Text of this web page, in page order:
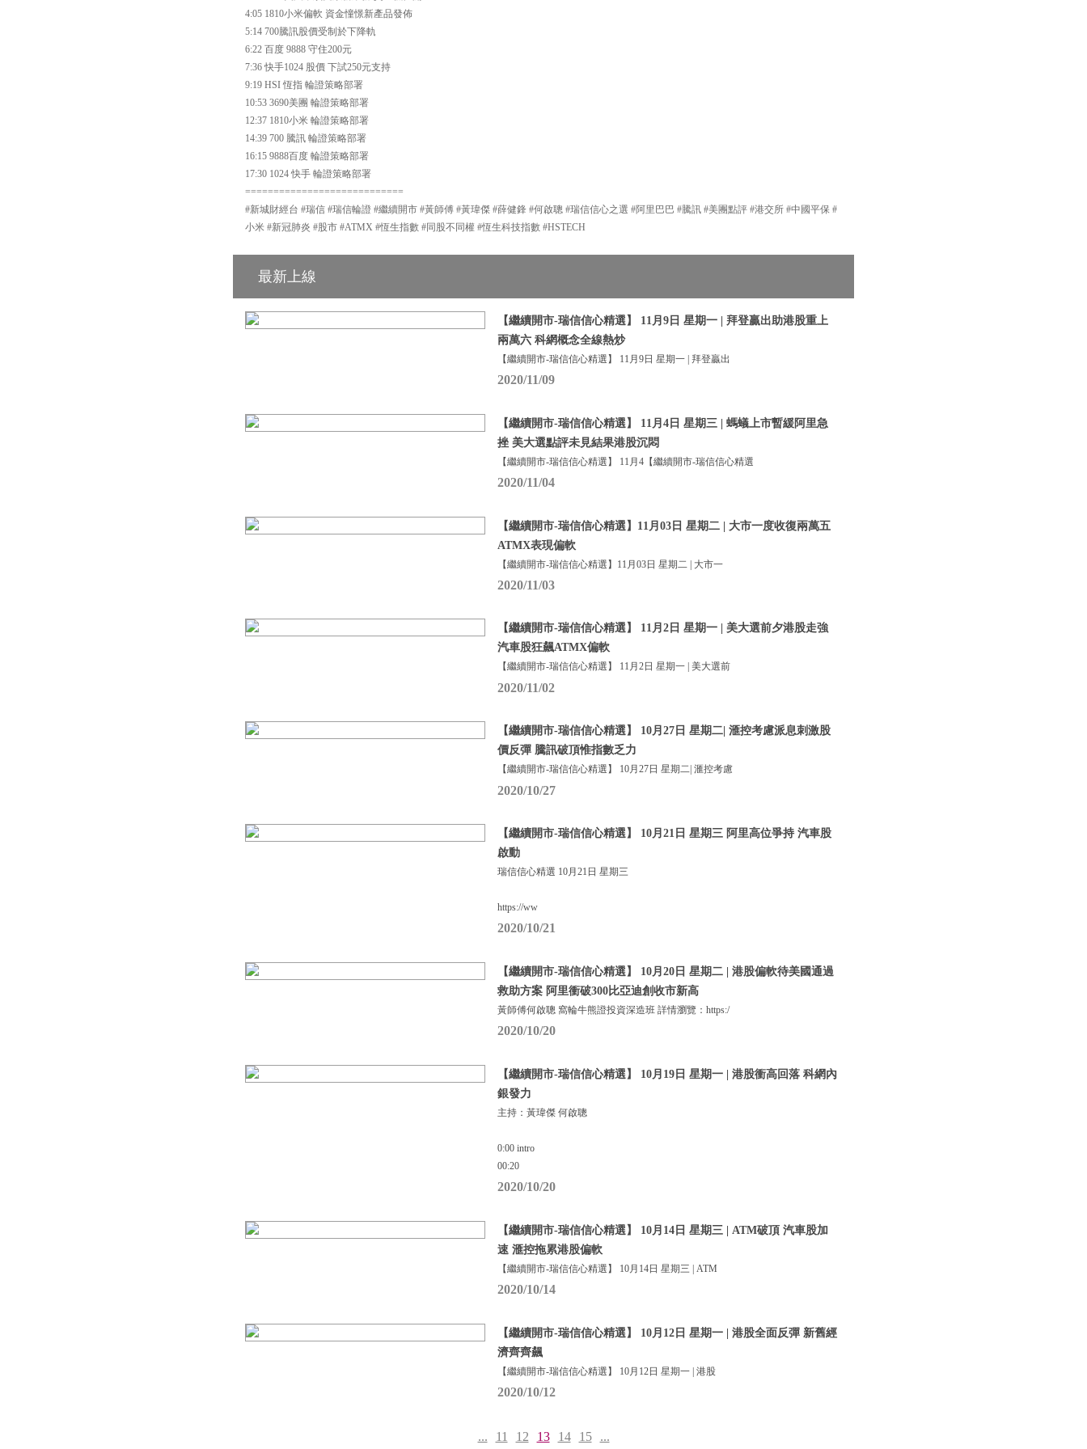
4:05 1810小米偏軟 資金憧憬新產品發佈
5:14 700騰訊股價受制於下降軌
6:22 百度 9888 守住200元
7:36 快手1024 股價 下試250元支持
9:19 HSI 恆指 輪證策略部署
10:53 3690美團 輪證策略部署
12:37 1810小米 輪證策略部署
14:39 700 騰訊 輪證策略部署
16:15 9888百度 輪證策略部署
17:30 1024 快手 輪證策略部署
============================
#新城財經台 #瑞信 #瑞信輪證 #繼續開市 #黃師傅 #黃瑋傑 #薛健鋒 #何啟聰 #瑞信信心之選 #阿里巴巴 #騰訊 #美團點評 #港交所 #中國平保 #
小米 #新冠肺炎 #股市 #ATMX #恆生指數 #同股不同權 #恆生科技指數 #HSTECH
最新上線
【繼續開市-瑞信信心精選】 11月9日 星期一 | 拜登贏出助港股重上
兩萬六 科網概念全線熱炒
【繼續開市-瑞信信心精選】 11月9日 星期一 | 拜登贏出
2020/11/09
【繼續開市-瑞信信心精選】 11月4日 星期三 | 螞蟻上市暫緩阿里急
挫 美大選點評未見結果港股沉悶
【繼續開市-瑞信信心精選】 11月4【繼續開市-瑞信信心精選
2020/11/04
【繼續開市-瑞信信心精選】11月03日 星期二 | 大市一度收復兩萬五
ATMX表現偏軟
【繼續開市-瑞信信心精選】11月03日 星期二 | 大市一
2020/11/03
【繼續開市-瑞信信心精選】 11月2日 星期一 | 美大選前夕港股走強
汽車股狂飆ATMX偏軟
【繼續開市-瑞信信心精選】 11月2日 星期一 | 美大選前
2020/11/02
【繼續開市-瑞信信心精選】 10月27日 星期二| 滙控考慮派息刺激股
價反彈 騰訊破頂惟指數乏力
【繼續開市-瑞信信心精選】 10月27日 星期二| 滙控考慮
2020/10/27
【繼續開市-瑞信信心精選】 10月21日 星期三 阿里高位爭持 汽車股
啟動
瑞信信心精選 10月21日 星期三
https://ww
2020/10/21
【繼續開市-瑞信信心精選】 10月20日 星期二 | 港股偏軟待美國通過
救助方案 阿里衝破300比亞迪創收市新高
黃師傅何啟聰 窩輪牛熊證投資深造班 詳情瀏覽：https:/
2020/10/20
【繼續開市-瑞信信心精選】 10月19日 星期一 | 港股衝高回落 科網內
銀發力
主持：黃瑋傑 何啟聰
0:00 intro
00:20
2020/10/20
【繼續開市-瑞信信心精選】 10月14日 星期三 | ATM破頂 汽車股加
速 滙控拖累港股偏軟
【繼續開市-瑞信信心精選】 10月14日 星期三 | ATM
2020/10/14
【繼續開市-瑞信信心精選】 10月12日 星期一 | 港股全面反彈 新舊經
濟齊齊飆
【繼續開市-瑞信信心精選】 10月12日 星期一 | 港股
2020/10/12
... 11 12 13 14 15 ...